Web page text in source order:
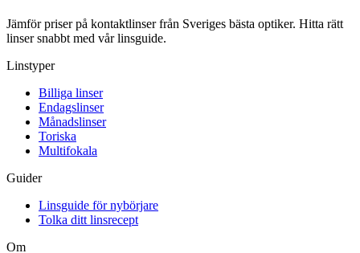
Jämför priser på kontaktlinser från Sveriges bästa optiker. Hitta rätt
linser snabbt med vår linsguide.
Linstyper
Billiga linser
Endagslinser
Månadslinser
Toriska
Multifokala
Guider
Linsguide för nybörjare
Tolka ditt linsrecept
Om